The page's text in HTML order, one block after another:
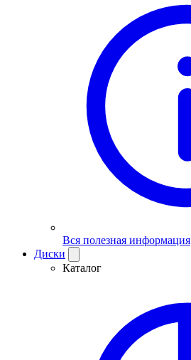
Вся полезная информация
Диски
Каталог